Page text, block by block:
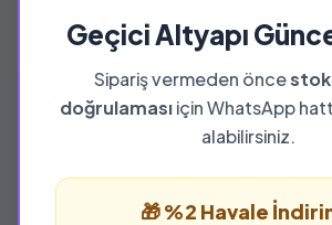
Geçici Altyapı
Sipariş vermeden önce
doğrulamasıiçin WhatsApp
alabilirsiniz.
🎁 %2 Havale
%25 İNDİRİM